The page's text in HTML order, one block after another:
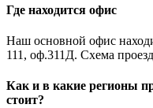
Где находится офис
Наш основной офис
111, оф.311Д. Схема
Как и в какие регионы
стоит?